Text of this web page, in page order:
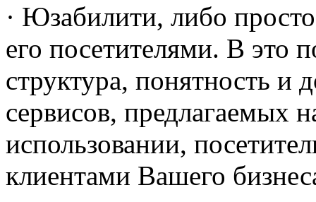
· Юзабилити, либо
его посетителями. В это
структура, понятность и
сервисов, предлагаемых
использовании,
клиентами Вашего